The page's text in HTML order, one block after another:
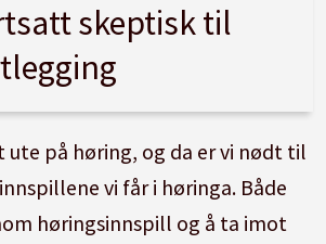
skeptisk til
ute på høring, og da er vi nødt til
vi får i høringa. Både
høringsinnspill og å ta imot